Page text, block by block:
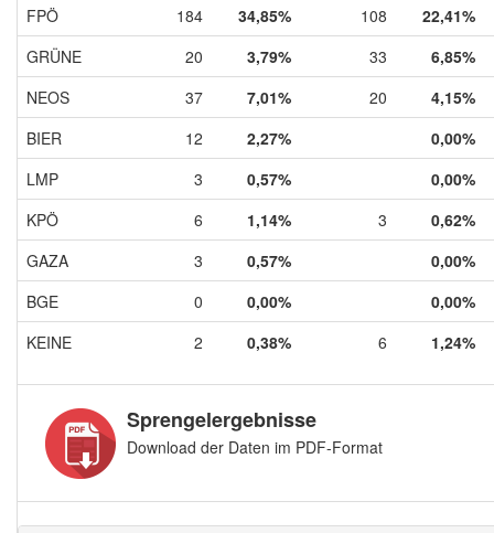
FPÖ
184 34,85% 108
22,41%
GRÜNE
20 3,79% 33
6,85%
NEOS
37 7,01% 20
4,15%
BIER
12 2,27%
0,00%
LMP
3 0,57%
0,00%
KPÖ
6 1,14% 3
0,62%
GAZA
3 0,57%
0,00%
BGE
0 0,00%
0,00%
KEINE
2 0,38% 6 1,24%
Sprengelergebnisse
Download der Daten im PDF-Format